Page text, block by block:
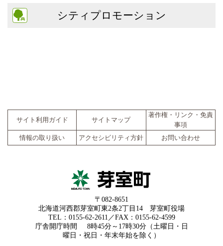
シティプロモーション
サイト利用ガイド サイトマップ
著作権・リンク・免責
事項
情報の取り扱い
アクセシビリティ方針 お問い合わせ
〒082-8651
北海道河西郡芽室町東2条2丁目14 芽室町役場
TEL：0155-62-2611／FAX：0155-62-4599
庁舎開庁時間
8時45分～17時30分（土曜日・日
曜日・祝日・年末年始を除く）